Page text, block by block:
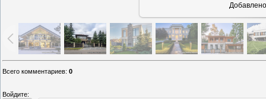
Добавлено
Всего комментариев: 0
Войдите: